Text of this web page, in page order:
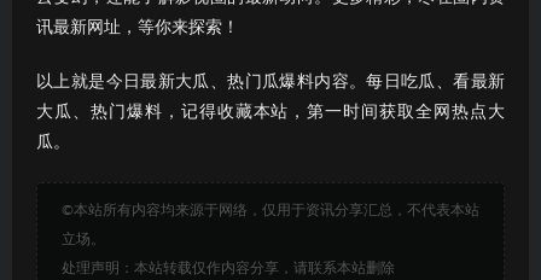
讯最新网址，等你来探索！
以上就是今日最新大瓜、热门瓜爆料内容。每日吃瓜、看最新
大瓜、热门爆料，记得收藏本站，第一时间获取全网热点大
瓜。
©本站所有内容均来源于网络，仅用于资讯分享汇总，不代表本站
立场。
处理声明：本站转载仅作内容分享，请联系本站删除